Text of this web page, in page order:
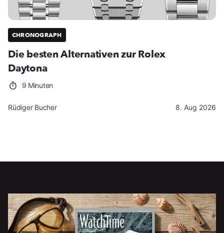
CHRONOGRAPH
Die besten Alternativen zur Rolex
Daytona
9 Minuten
Rüdiger Bucher 8. Aug 2026